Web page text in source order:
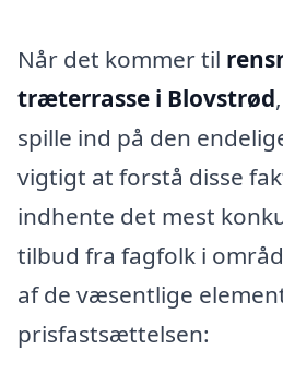
Når det kommer til
træterrasse i Blovstrød
spille ind på den
vigtigt at forstå disse
indhente det mest
tilbud fra fagfolk i
af de væsentlige
prisfastsættelsen: